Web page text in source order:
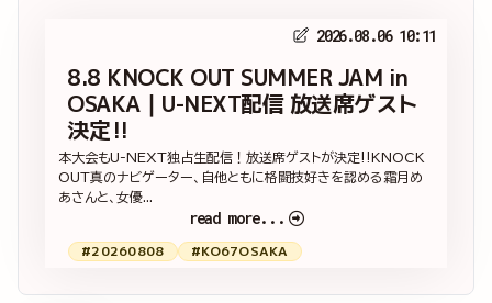
2026.08.06 10:11
8.8 KNOCK OUT SUMMER JAM in
OSAKA｜U-NEXT配信 放送席ゲスト
決定‼
本大会もU-NEXT独占生配信！放送席ゲストが決定‼KNOCK
OUT真のナビゲーター、自他ともに格闘技好きを認める霜月め
あさんと、女優...
read more...
#20260808 #KO67OSAKA